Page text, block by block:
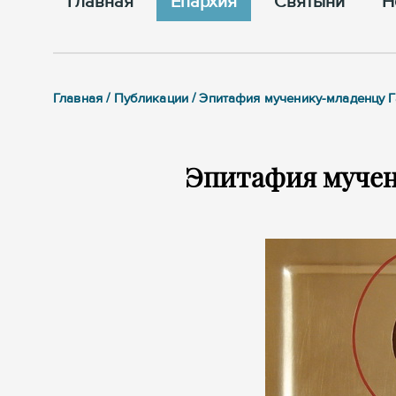
Главная / Публикации / Эпитафия мученику-младенцу
Эпитафия